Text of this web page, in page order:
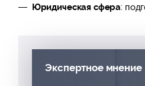
Юридическая сфера:
Экспертное мнение